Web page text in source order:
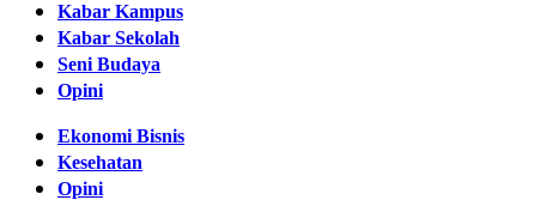
Kabar Kampus
Kabar Sekolah
Seni Budaya
Opini
Ekonomi Bisnis
Kesehatan
Opini